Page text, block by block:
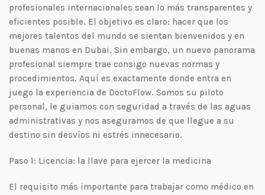
profesionales internacionales sean lo más transparentes y
eficientes posible. El objetivo es claro: hacer que los
mejores talentos del mundo se sientan bienvenidos y en
buenas manos en Dubai. Sin embargo, un nuevo panorama
profesional siempre trae consigo nuevas normas y
procedimientos. Aquí es exactamente donde entra en
juego la experiencia de DoctoFlow. Somos su piloto
personal, le guiamos con seguridad a través de las aguas
administrativas y nos aseguramos de que llegue a su
destino sin desvíos ni estrés innecesario.
Paso 1: Licencia: la llave para ejercer la medicina
El requisito más importante para trabajar como médico en